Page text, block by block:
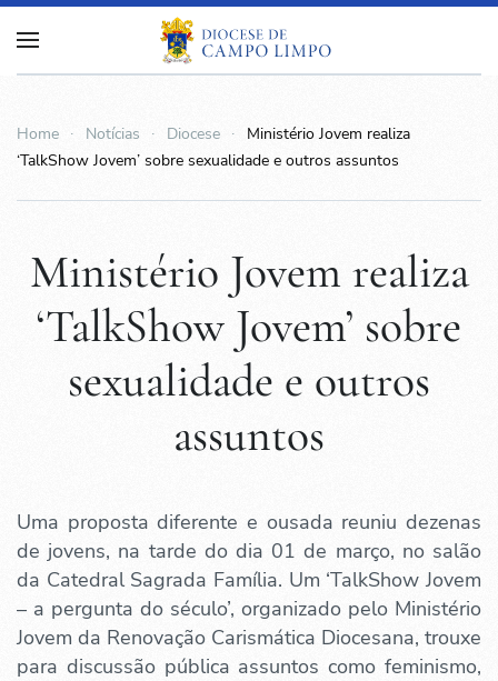
Home Notícias Diocese
Ministério Jovem realiza
‘TalkShow Jovem’ sobre sexualidade e outros assuntos
Ministério Jovem realiza
‘TalkShow Jovem’ sobre
sexualidade e outros
assuntos
Uma proposta diferente e ousada reuniu dezenas
de jovens, na tarde do dia 01 de março, no salão
da Catedral Sagrada Família. Um ‘TalkShow Jovem
– a pergunta do século’, organizado pelo Ministério
Jovem da Renovação Carismática Diocesana, trouxe
para discussão pública assuntos como feminismo,